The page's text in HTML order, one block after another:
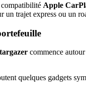
Apple
un trajet express ou un
commence
quelques gadgets